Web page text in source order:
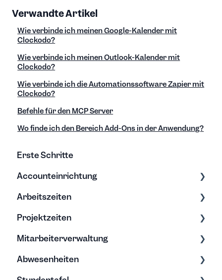
Verwandte Artikel
Wie verbinde ich meinen Google-Kalender mit
Clockodo?
Wie verbinde ich meinen Outlook-Kalender mit
Clockodo?
Wie verbinde ich die Automationssoftware Zapier mit
Clockodo?
Befehle für den MCP Server
Wo finde ich den Bereich Add-Ons in der Anwendung?
Erste Schritte
Accounteinrichtung
Einstellungen
Export/Import & Backups
Hilfe & Tipps
Arbeitszeiten
Zeiten erfassen
Zeiten bearbeiten
Projektzeiten
Erfassung & Bearbeitung
Projektberichte
Mitarbeiterverwaltung
Bearbeitung & Archivierung
Abwesenheiten